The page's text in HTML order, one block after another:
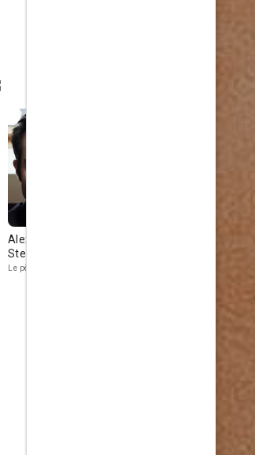
Alexandre
Steiger
Le père dans le train